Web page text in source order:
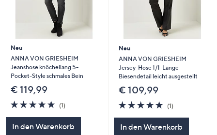
Neu
ANNA VON GRIESHEIM
Jeanshose knöchellang 5-
Pocket-Style schmales Bein
€ 119,99
5.0
von
5
(1)
In den Warenkorb
Neu
ANNA VON GRIESHEIM
Jersey-Hose 1/1-Länge
Biesendetail leicht ausgestellt
€ 109,99
5.0
von
5
(1)
In den Warenkorb